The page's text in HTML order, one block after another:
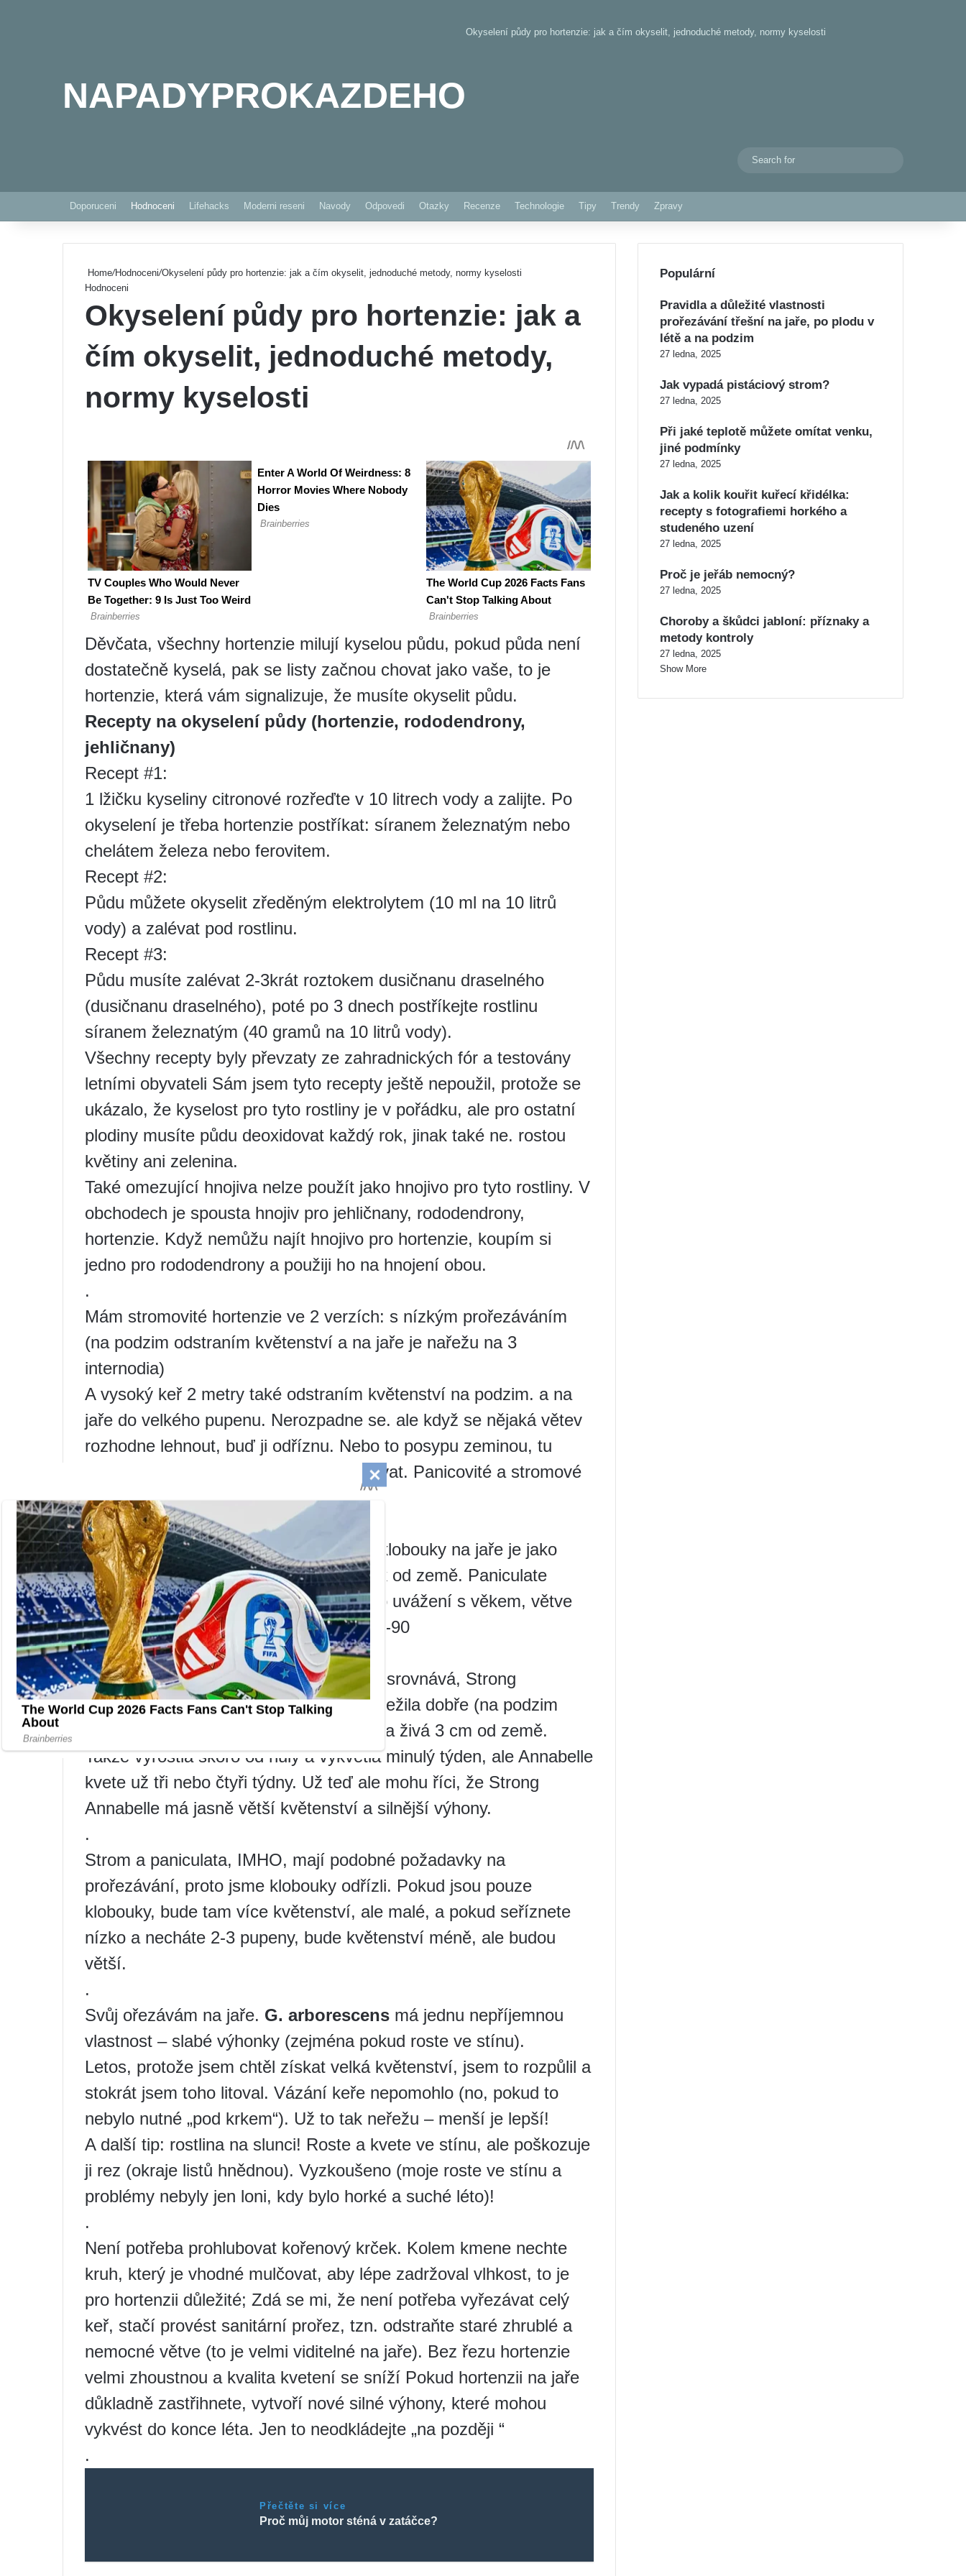
NAPADYPROKAZDEHO
Okyselení půdy pro hortenzie: jak a čím okyselit, jednoduché metody, normy kyselosti
Switch skin
Doporuceni Hodnoceni Lifehacks Moderni reseni Navody Odpovedi Otazky Recenze Technologie Tipy Trendy Zpravy
Home/Hodnoceni/Okyselení půdy pro hortenzie: jak a čím okyselit, jednoduché metody, normy kyselosti
Hodnoceni
Okyselení půdy pro hortenzie: jak a
čím okyselit, jednoduché metody,
normy kyselosti
Děvčata, všechny hortenzie milují kyselou půdu, pokud půda není
dostatečně kyselá, pak se listy začnou chovat jako vaše, to je
hortenzie, která vám signalizuje, že musíte okyselit půdu.
Recepty na okyselení půdy (hortenzie, rododendrony,
jehličnany)
Recept #1:
1 lžičku kyseliny citronové rozřeďte v 10 litrech vody a zalijte. Po
okyselení je třeba hortenzie postříkat: síranem železnatým nebo
chelátem železa nebo ferovitem.
Recept #2:
Půdu můžete okyselit zředěným elektrolytem (10 ml na 10 litrů
vody) a zalévat pod rostlinu.
Recept #3:
Půdu musíte zalévat 2-3krát roztokem dusičnanu draselného
(dusičnanu draselného), poté po 3 dnech postříkejte rostlinu
síranem železnatým (40 gramů na 10 litrů vody).
Všechny recepty byly převzaty ze zahradnických fór a testovány
letními obyvateli Sám jsem tyto recepty ještě nepoužil, protože se
ukázalo, že kyselost pro tyto rostliny je v pořádku, ale pro ostatní
plodiny musíte půdu deoxidovat každý rok, jinak také ne. rostou
květiny ani zelenina.
Také omezující hnojiva nelze použít jako hnojivo pro tyto rostliny. V
obchodech je spousta hnojiv pro jehličnany, rododendrony,
hortenzie. Když nemůžu najít hnojivo pro hortenzie, koupím si
jedno pro rododendrony a použiji ho na hnojení obou.
.
Mám stromovité hortenzie ve 2 verzích: s nízkým prořezáváním
(na podzim odstraním květenství a na jaře je nařežu na 3
internodia)
A vysoký keř 2 metry také odstraním květenství na podzim. a na
jaře do velkého pupenu. Nerozpadne se. ale když se nějaká větev
rozhodne lehnout, buď ji odříznu. Nebo to posypu zeminou, tu
zakořeněnou pak můžete někomu darovat. Panicovité a stromové
nezakrývám ani nevyvyšuji.
Zobrazit přílohu 1082607
Na podzim odřezávám pouze odkvetlé klobouky na jaře je jako
všechny stromovité odříznu na 3-5 oček od země. Paniculate
hortenzie, prostě keř tvaruji podle svého uvážení s věkem, větve
zesílily a hlavy dobře drží; Výška cm 80-90
.
Z hlediska kvetení se mi to zatím těžko srovnává, Strong
Annabelle je druhým rokem a zimu nepřežila dobře (na podzim
krtek silně podkopal kořeny), na jaře byla živá 3 cm od země.
Takže vyrostla skoro od nuly a vykvetla minulý týden, ale Annabelle
kvete už tři nebo čtyři týdny. Už teď ale mohu říci, že Strong
Annabelle má jasně větší květenství a silnější výhony.
.
Strom a paniculata, IMHO, mají podobné požadavky na
prořezávání, proto jsme klobouky odřízli. Pokud jsou pouze
klobouky, bude tam více květenství, ale malé, a pokud seříznete
nízko a necháte 2-3 pupeny, bude květenství méně, ale budou
větší.
.
Svůj ořezávám na jaře. G. arborescens má jednu nepříjemnou
vlastnost – slabé výhonky (zejména pokud roste ve stínu).
Letos, protože jsem chtěl získat velká květenství, jsem to rozpůlil a
stokrát jsem toho litoval. Vázání keře nepomohlo (no, pokud to
nebylo nutné „pod krkem“). Už to tak neřežu – menší je lepší!
A další tip: rostlina na slunci! Roste a kvete ve stínu, ale poškozuje
ji rez (okraje listů hnědnou). Vyzkoušeno (moje roste ve stínu a
problémy nebyly jen loni, kdy bylo horké a suché léto)!
.
Není potřeba prohlubovat kořenový krček. Kolem kmene nechte
kruh, který je vhodné mulčovat, aby lépe zadržoval vlhkost, to je
pro hortenzii důležité; Zdá se mi, že není potřeba vyřezávat celý
keř, stačí provést sanitární prořez, tzn. odstraňte staré zhrublé a
nemocné větve (to je velmi viditelné na jaře). Bez řezu hortenzie
velmi zhoustnou a kvalita kvetení se sníží Pokud hortenzii na jaře
důkladně zastřihnete, vytvoří nové silné výhony, které mohou
vykvést do konce léta. Jen to neodkládejte „na později “
.
Přečtěte si více
Proč můj motor sténá v zatáčce?
Populární
Pravidla a důležité vlastnosti
prořezávání třešní na jaře, po plodu v
létě a na podzim
27 ledna, 2025
Jak vypadá pistáciový strom?
27 ledna, 2025
Při jaké teplotě můžete omítat venku,
jiné podmínky
27 ledna, 2025
Jak a kolik kouřit kuřecí křidélka:
recepty s fotografiemi horkého a
studeného uzení
27 ledna, 2025
Proč je jeřáb nemocný?
27 ledna, 2025
Choroby a škůdci jabloní: příznaky a
metody kontroly
27 ledna, 2025
Show More